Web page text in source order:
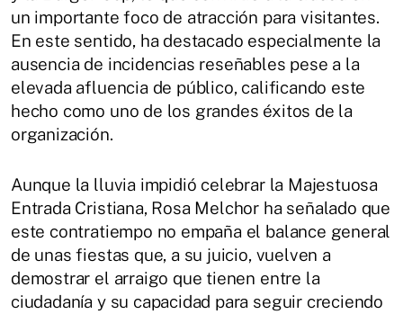
un importante foco de atracción para visitantes.
En este sentido, ha destacado especialmente la
ausencia de incidencias reseñables pese a la
elevada afluencia de público, calificando este
hecho como uno de los grandes éxitos de la
organización.
Aunque la lluvia impidió celebrar la Majestuosa
Entrada Cristiana, Rosa Melchor ha señalado que
este contratiempo no empaña el balance general
de unas fiestas que, a su juicio, vuelven a
demostrar el arraigo que tienen entre la
ciudadanía y su capacidad para seguir creciendo